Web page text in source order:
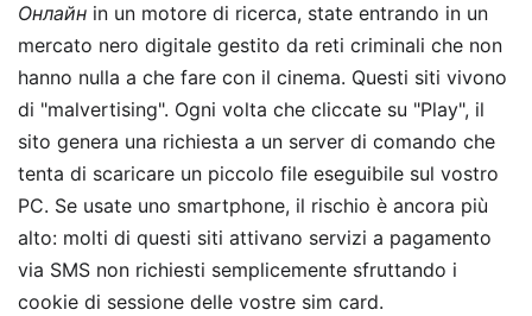
Онлайн in un motore di ricerca, state entrando in un
mercato nero digitale gestito da reti criminali che non
hanno nulla a che fare con il cinema. Questi siti vivono
di "malvertising". Ogni volta che cliccate su "Play", il
sito genera una richiesta a un server di comando che
tenta di scaricare un piccolo file eseguibile sul vostro
PC. Se usate uno smartphone, il rischio è ancora più
alto: molti di questi siti attivano servizi a pagamento
via SMS non richiesti semplicemente sfruttando i
cookie di sessione delle vostre sim card.